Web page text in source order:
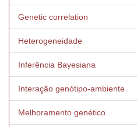
Genetic correlation
Heterogeneidade
Inferência Bayesiana
Interação genótipo-ambiente
Melhoramento genético